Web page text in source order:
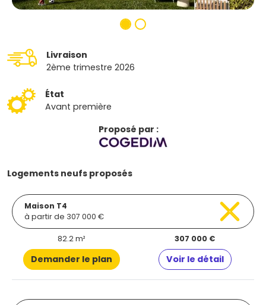
Livraison
2ème trimestre 2026
État
Avant première
Proposé par :
Logements neufs proposés
Maison T4
à partir de 307 000 €
82.2 m² 307 000 €
Demander le plan Voir le détail